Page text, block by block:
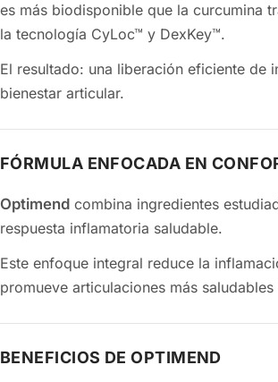
es más biodisponible que la curcumina tradicional y se libera con precisión gracias a
la tecnología CyLoc™ y DexKey™.
El resultado: una liberación eficiente de
bienestar articular.
FÓRMULA ENFOCADA EN
Optimend combina ingredientes
respuesta inflamatoria saludable.
Este enfoque integral reduce la
promueve
BENEFICIOS DE OPTIMEND